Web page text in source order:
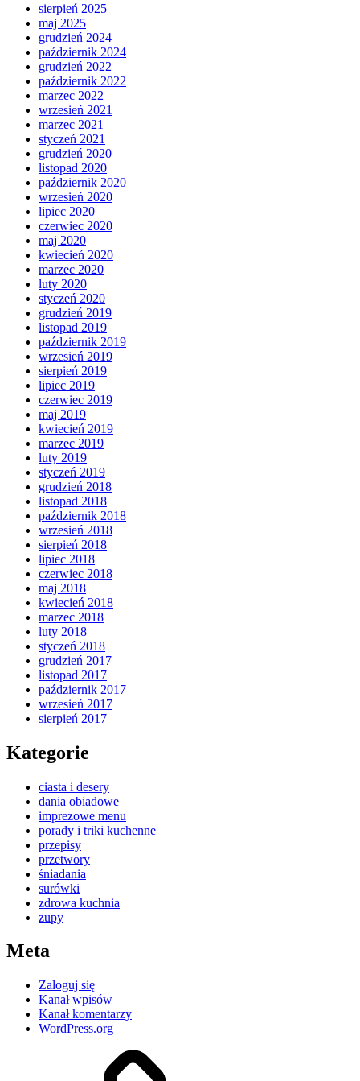
sierpień 2025
maj 2025
grudzień 2024
październik 2024
grudzień 2022
październik 2022
marzec 2022
wrzesień 2021
marzec 2021
styczeń 2021
grudzień 2020
listopad 2020
październik 2020
wrzesień 2020
lipiec 2020
czerwiec 2020
maj 2020
kwiecień 2020
marzec 2020
luty 2020
styczeń 2020
grudzień 2019
listopad 2019
październik 2019
wrzesień 2019
sierpień 2019
lipiec 2019
czerwiec 2019
maj 2019
kwiecień 2019
marzec 2019
luty 2019
styczeń 2019
grudzień 2018
listopad 2018
październik 2018
wrzesień 2018
sierpień 2018
lipiec 2018
czerwiec 2018
maj 2018
kwiecień 2018
marzec 2018
luty 2018
styczeń 2018
grudzień 2017
listopad 2017
październik 2017
wrzesień 2017
sierpień 2017
Kategorie
ciasta i desery
dania obiadowe
imprezowe menu
porady i triki kuchenne
przepisy
przetwory
śniadania
surówki
zdrowa kuchnia
zupy
Meta
Zaloguj się
Kanał wpisów
Kanał komentarzy
WordPress.org